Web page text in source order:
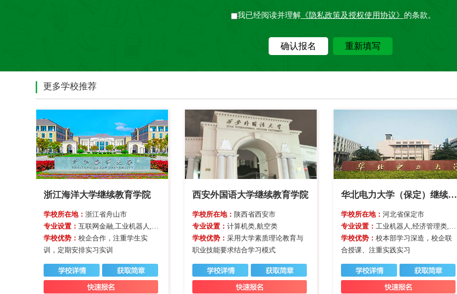
我已经阅读并理解《隐私政策及授权使用协议》 的条款。
更多学校推荐
浙江海洋大学继续教育学院
学校所在地： 浙江省舟山市
专业设置： 互联网金融,工业机器人,经济管理类,计算机类
学校优势： 校企合作，注重学生实
训，定期安排实习实训
西安外国语大学继续教育学院
学校所在地： 陕西省西安市
专业设置： 计算机类,航空类
学校优势： 采用大学素质理论教育与
职业技能要求结合学习模式
华北电力大学（保定）继续教育学院
学校所在地： 河北省保定市
专业设置： 工业机器人,经济管理类,计算机类,机械工程类,航空类,特色类
学校优势： 校本部学习深造，校企联
合授课、注重实践实习